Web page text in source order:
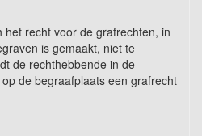
recht voor de grafrechten, in
is gemaakt, niet te
de rechthebbende in de
de begraafplaats een grafrecht